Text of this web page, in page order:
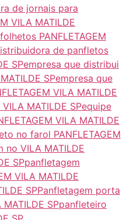
de jornais para
VILA MATILDE
PANFLETAGEM
de panfletos
SPempresa que distribui
SPempresa que
VILA MATILDE
MATILDE SPequipe
VILA MATILDE
no farol PANFLETAGEM
no VILA MATILDE
SPpanfletagem
VILA MATILDE
SPPanfletagem porta
SPpanfleteiro